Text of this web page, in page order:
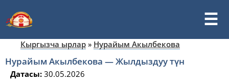
Кыргызча ырлар » Нурайым Акылбекова
Нурайым Акылбекова — Жылдыздуу түн
Датасы: 30.05.2026